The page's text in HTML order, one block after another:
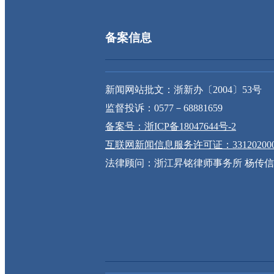
备案信息
新闻网站批文：浙新办〔2004〕53号
监督投诉：0577－68881659
备案号：浙ICP备18047644号-2
互联网新闻信息服务许可证：
法律顾问：浙江昇铭律师事务所 杨传